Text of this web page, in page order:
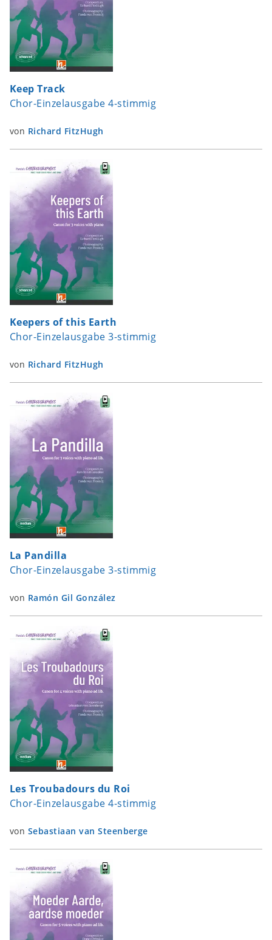
Keep Track
Chor-Einzelausgabe 4-stimmig
von Richard FitzHugh
Keepers of this Earth
Chor-Einzelausgabe 3-stimmig
von Richard FitzHugh
La Pandilla
Chor-Einzelausgabe 3-stimmig
von Ramón Gil González
Les Troubadours du Roi
Chor-Einzelausgabe 4-stimmig
von Sebastiaan van Steenberge